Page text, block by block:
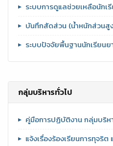
ระบบการดูแลช่วยเหลือนัก
บันทึกสัดส่วน (น้ำหนักส่วนสู
ระบบปัจจัยพื้นฐานนักเรียนย
กลุ่มบริหารทั่วไป
คู่มือการปฏิบัติงาน กลุ่มบริห
แจ้งเรื่องร้องเรียนการทุจริ